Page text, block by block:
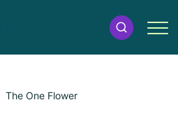
The One Flower